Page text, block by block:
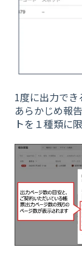
1度に出力でき
あらかじめ報
トを１種類に